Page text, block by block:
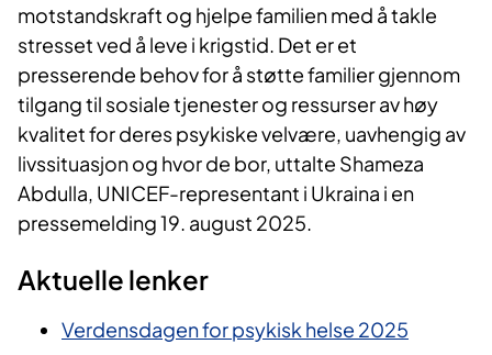
motstandskraft og hjelpe familien med å takle
stresset ved å leve i krigstid. Det er et
presserende behov for å støtte familier gjennom
tilgang til sosiale tjenester og ressurser av høy
kvalitet for deres psykiske velvære, uavhengig av
livssituasjon og hvor de bor, uttalte Shameza
Abdulla, UNICEF-representant i Ukraina i en
pressemelding 19. august 2025.
Aktuelle lenker
Verdensdagen for psykisk helse 2025